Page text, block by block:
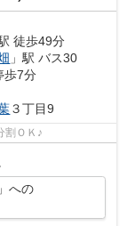
徒歩49分
」駅 バス30
歩7分
３丁目9
割ＯＫ♪
への